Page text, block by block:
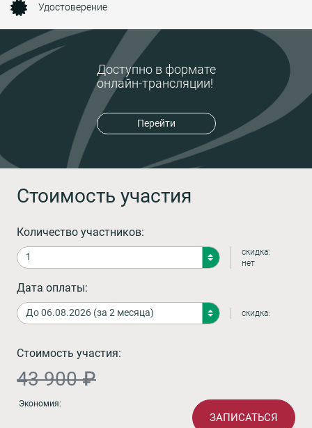
Доступно в формате
онлайн-трансляции!
Перейти
Удостоверение
Стоимость участия
Количество участников:
скидка:
нет
Дата оплаты:
скидка:
Стоимость участия:
43 900 ₽
Экономия:
ЗАПИСАТЬСЯ